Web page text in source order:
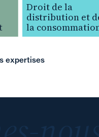
Droit de la
distribution et de
la consommation
expertises